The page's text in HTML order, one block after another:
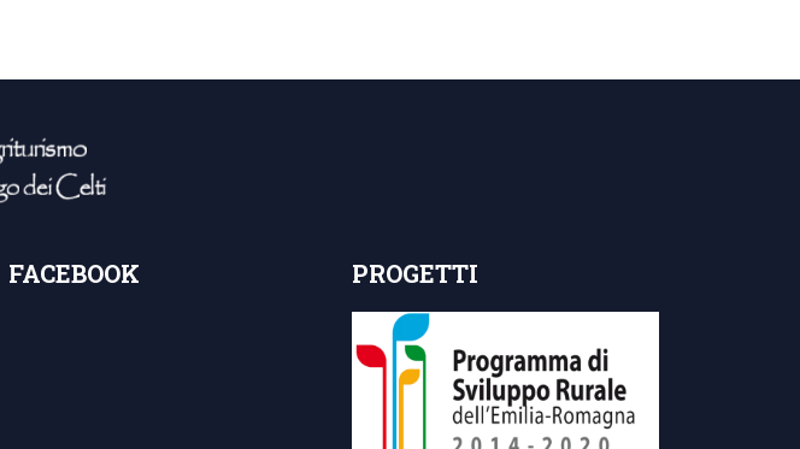
FACEBOOK PROGETTI